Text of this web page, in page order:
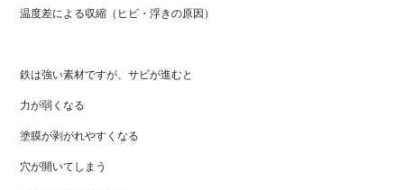
温度差による収縮（ヒビ・浮きの原因）
鉄は強い素材ですが、サビが進むと
力が弱くなる
塗膜が剥がれやすくなる
穴が開いてしまう